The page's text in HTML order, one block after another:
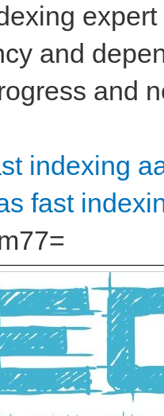
and
and
indexing
fast